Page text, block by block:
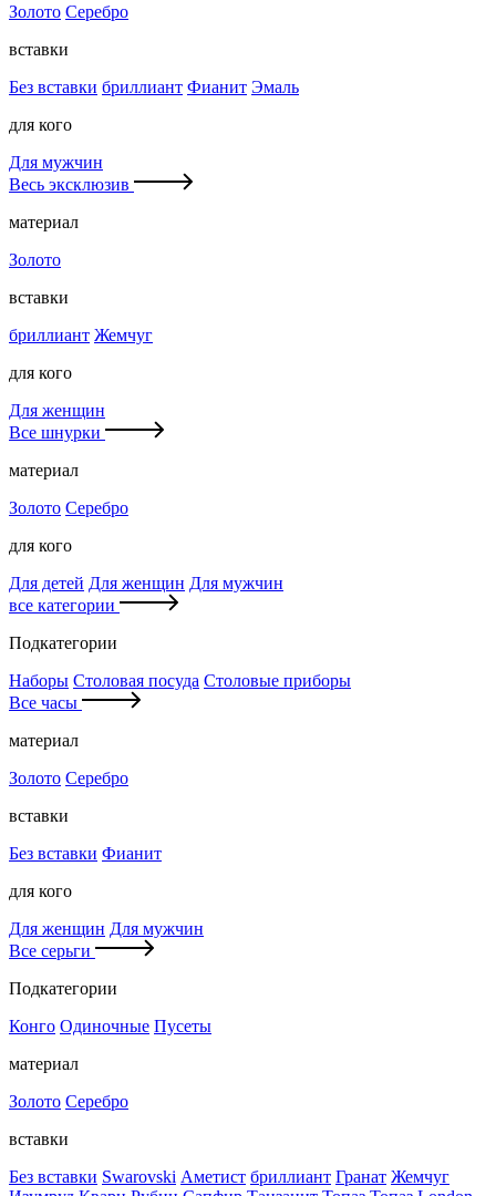
Золото Серебро
вставки
Без вставки бриллиант Фианит Эмаль
для кого
Для мужчин
Весь эксклюзив
материал
Золото
вставки
бриллиант Жемчуг
для кого
Для женщин
Все шнурки
материал
Золото Серебро
для кого
Для детей Для женщин Для мужчин
все категории
Подкатегории
Наборы Столовая посуда Столовые приборы
Все часы
материал
Золото Серебро
вставки
Без вставки Фианит
для кого
Для женщин Для мужчин
Все серьги
Подкатегории
Конго Одиночные Пусеты
материал
Золото Серебро
вставки
Без вставки Swarovski Аметист бриллиант Гранат Жемчуг